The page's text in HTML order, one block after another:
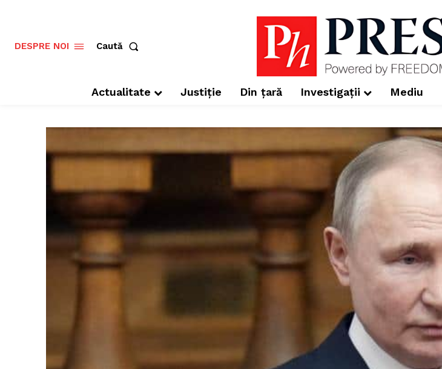
DESPRE NOI Caută
Actualitate Justiție Din țară Investigații Mediu